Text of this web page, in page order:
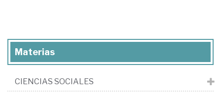
Materias
CIENCIAS SOCIALES